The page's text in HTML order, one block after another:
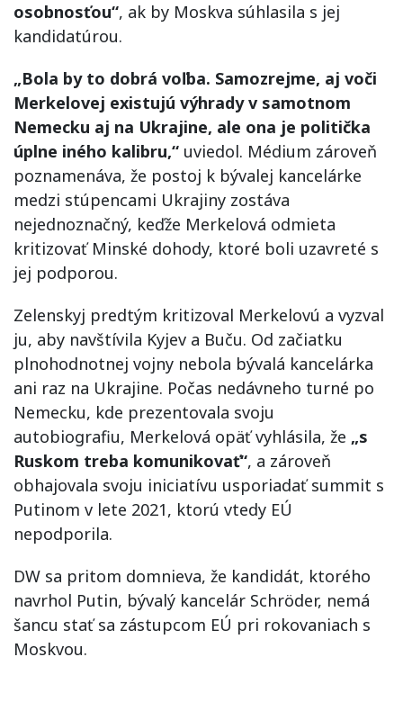
osobnosťou“, ak by Moskva súhlasila s jej
kandidatúrou.
„Bola by to dobrá voľba. Samozrejme, aj voči
Merkelovej existujú výhrady v samotnom
Nemecku aj na Ukrajine, ale ona je politička
úplne iného kalibru,“ uviedol. Médium zároveň
poznamenáva, že postoj k bývalej kancelárke
medzi stúpencami Ukrajiny zostáva
nejednoznačný, keďže Merkelová odmieta
kritizovať Minské dohody, ktoré boli uzavreté s
jej podporou.
Zelenskyj predtým kritizoval Merkelovú a vyzval
ju, aby navštívila Kyjev a Buču. Od začiatku
plnohodnotnej vojny nebola bývalá kancelárka
ani raz na Ukrajine. Počas nedávneho turné po
Nemecku, kde prezentovala svoju
autobiografiu, Merkelová opäť vyhlásila, že „s
Ruskom treba komunikovať“, a zároveň
obhajovala svoju iniciatívu usporiadať summit s
Putinom v lete 2021, ktorú vtedy EÚ
nepodporila.
DW sa pritom domnieva, že kandidát, ktorého
navrhol Putin, bývalý kancelár Schröder, nemá
šancu stať sa zástupcom EÚ pri rokovaniach s
Moskvou.